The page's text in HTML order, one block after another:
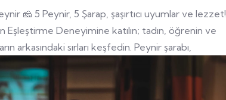
🧀 5 Peynir, 5 Şarap, şaşırtıcı uyumlar ve lezzet!
Eşleştirme Deneyimine katılın; tadın, öğrenin ve
arkasındaki sırları keşfedin. Peynir şarabı,